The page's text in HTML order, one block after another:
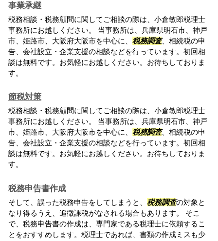
事業承継
税務相談・税務顧問に関してご相談の際は、小倉敏郎税理士
事務所にお越しください。 当事務所は、兵庫県明石市、神戸
市、姫路市、大阪府大阪市を中心に、 税務調査、相続税の申
告、会社設立・企業支援の相談などを行っています。初回相
談は無料です。お気軽にお越しください。お待ちしておりま
す。
節税対策
税務相談・税務顧問に関してご相談の際は、小倉敏郎税理士
事務所にお越しください。 当事務所は、兵庫県明石市、神戸
市、姫路市、大阪府大阪市を中心に、 税務調査、相続税の申
告、会社設立・企業支援の相談などを行っています。初回相
談は無料です。お気軽にお越しください。お待ちしておりま
す。
税務申告書作成
そして、誤った税務申告をしてしまうと、 税務調査の対象と
なり得るうえ、追徴課税がなされる場合もあります。 そこ
で、税務申告書の作成は、専門家である税理士に依頼するこ
とをおすすめします。税理士であれば、書類の作成ミスも少